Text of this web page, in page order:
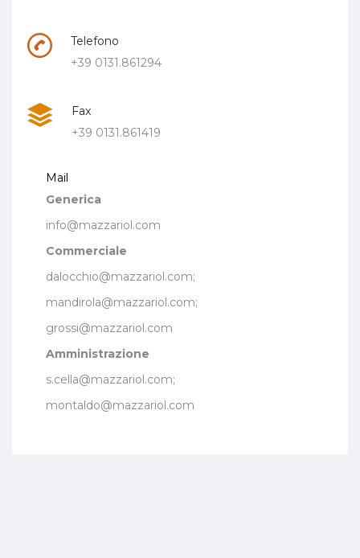
Telefono
+39 0131.861294
Fax
+39 0131.861419
Mail
Generica
info@mazzariol.com
Commerciale
dalocchio@mazzariol.com;
mandirola@mazzariol.com;
grossi@mazzariol.com
Amministrazione
s.cella@mazzariol.com;
montaldo@mazzariol.com